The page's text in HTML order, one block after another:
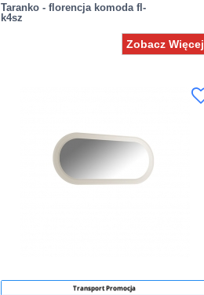
Taranko - florencja komoda fl-
k4sz
Zobacz Więcej
Transport Promocja